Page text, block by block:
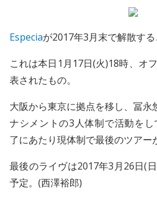
Especiaが2017年3月末で解散する
これは本日1月17日(火)18時、オ
表されたもの。
大阪から東京に拠点を移し、冨永
ナシメントの3人体制で活動を
了にあたり現体制で最後のツアー
最後のライヴは2017年3月26日(
予定。(西澤裕郎)